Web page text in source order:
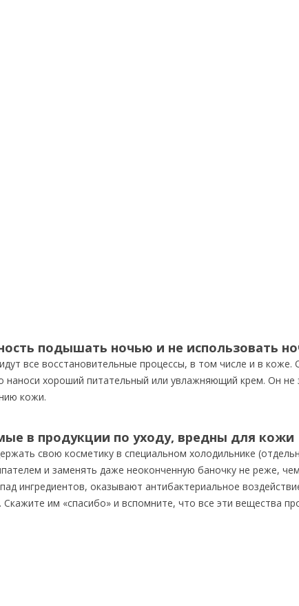
подышать ночью и не использовать
все восстановительные процессы, в том числе и в
наноси хороший питательный или увлажняющий крем. Он не
кожи.
в продукции по уходу, вредны для кожи
свою косметику в специальном холодильнике
и заменять даже неоконченную баночку не реже,
ингредиентов, оказывают антибактериальное
им «спасибо» и вспомните, что все эти вещества